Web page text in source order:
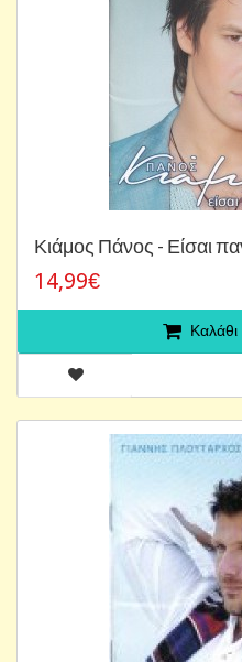
Κιάμος Πάνος - Είσαι
14,99€
Καλάθι